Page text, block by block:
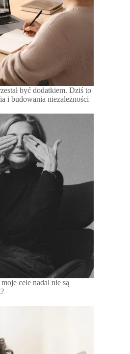
być dodatkiem. Dziś to
i budowania niezależności
cele nadal nie są